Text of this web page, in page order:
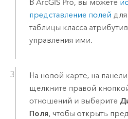
В ArcGIS Pro, вы можете
представление полей
таблицы класса
управления ими.
На новой карте, на панели
щелкните правой
отношений и выберите
Поля, чтобы открыть